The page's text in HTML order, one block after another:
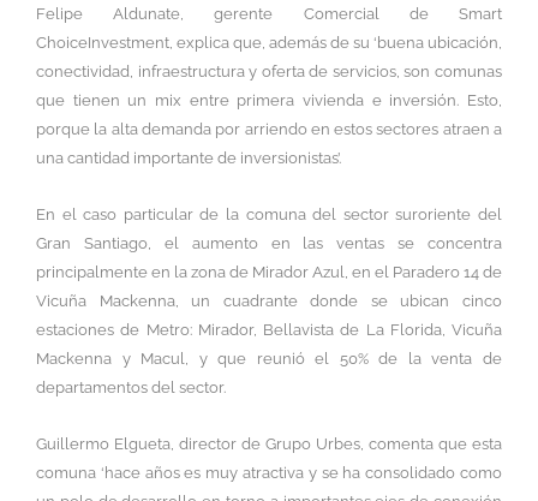
Felipe Aldunate, gerente Comercial de Smart
ChoiceInvestment, explica que, además de su ‘buena ubicación,
conectividad, infraestructura y oferta de servicios, son comunas
que tienen un mix entre primera vivienda e inversión. Esto,
porque la alta demanda por arriendo en estos sectores atraen a
una cantidad importante de inversionistas’.
En el caso particular de la comuna del sector suroriente del
Gran Santiago, el aumento en las ventas se concentra
principalmente en la zona de Mirador Azul, en el Paradero 14 de
Vicuña Mackenna, un cuadrante donde se ubican cinco
estaciones de Metro: Mirador, Bellavista de La Florida, Vicuña
Mackenna y Macul, y que reunió el 50% de la venta de
departamentos del sector.
Guillermo Elgueta, director de Grupo Urbes, comenta que esta
comuna ‘hace años es muy atractiva y se ha consolidado como